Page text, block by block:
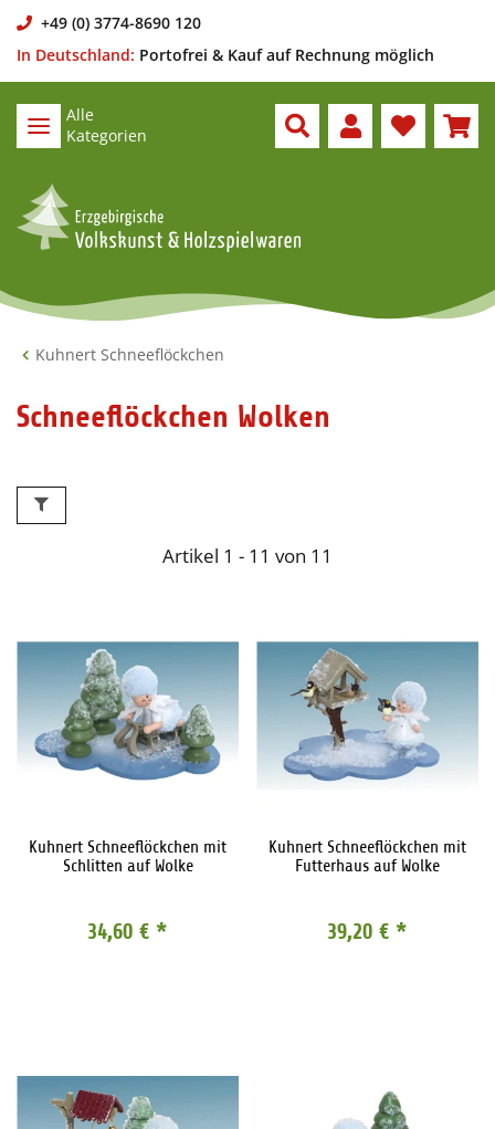
+49 (0) 3774-8690 120
In Deutschland: Portofrei & Kauf auf Rechnung möglich
Alle
Kategorien
Kuhnert Schneeflöckchen
Schneeflöckchen Wolken
Artikel 1 - 11 von 11
Kuhnert Schneeflöckchen mit
Schlitten auf Wolke
34,60 € *
Kuhnert Schneeflöckchen mit
Futterhaus auf Wolke
39,20 € *